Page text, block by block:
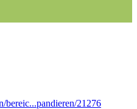
bereic...pandieren/21276